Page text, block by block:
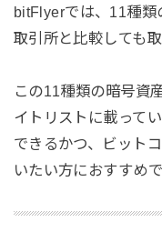
bitFlyerでは、11種類
取引所と比較しても
この11種類の暗号資
イトリストに載って
できるかつ、ビット
いたい方におすすめで